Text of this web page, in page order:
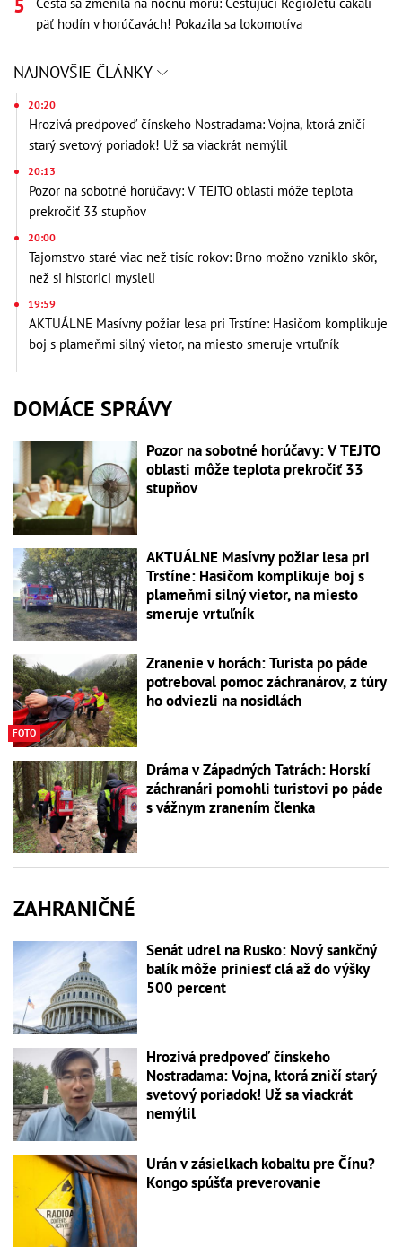
päť hodín v horúčavách! Pokazila sa lokomotíva
NAJNOVŠIE ČLÁNKY
20:20
Hrozivá predpoveď čínskeho Nostradama: Vojna, ktorá zničí
starý svetový poriadok! Už sa viackrát nemýlil
20:13
Pozor na sobotné horúčavy: V TEJTO oblasti môže teplota
prekročiť 33 stupňov
20:00
Tajomstvo staré viac než tisíc rokov: Brno možno vzniklo skôr,
než si historici mysleli
19:59
AKTUÁLNE Masívny požiar lesa pri Trstíne: Hasičom komplikuje
boj s plameňmi silný vietor, na miesto smeruje vrtuľník
DOMÁCE SPRÁVY
Pozor na sobotné horúčavy: V TEJTO
oblasti môže teplota prekročiť 33
stupňov
AKTUÁLNE Masívny požiar lesa pri
Trstíne: Hasičom komplikuje boj s
plameňmi silný vietor, na miesto
smeruje vrtuľník
FOTO
Zranenie v horách: Turista po páde
potreboval pomoc záchranárov, z túry
ho odviezli na nosidlách
Dráma v Západných Tatrách: Horskí
záchranári pomohli turistovi po páde
s vážnym zranením členka
ZAHRANIČNÉ
Senát udrel na Rusko: Nový sankčný
balík môže priniesť clá až do výšky
500 percent
Hrozivá predpoveď čínskeho
Nostradama: Vojna, ktorá zničí starý
svetový poriadok! Už sa viackrát
nemýlil
Urán v zásielkach kobaltu pre Čínu?
Kongo spúšťa preverovanie